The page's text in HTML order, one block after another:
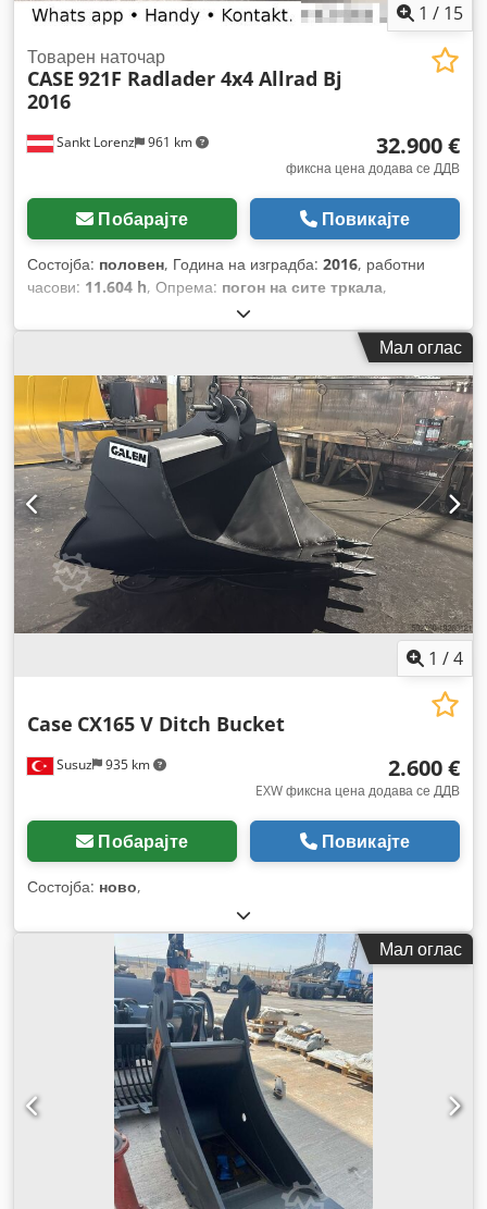
1 / 15
Sankt Lorenz 961 km
Товарен наточар
CASE 921F Radlader 4x4 Allrad Bj
2016
32.900 €
фиксна цена додава се ДДВ
Побарајте Повикајте
Состојба: половен, Година на изградба: 2016, работни
часови: 11.604 h, Опрема: погон на сите тркала,
Мал оглас
1 /4
Susuz 935 km
Case CX165 V Ditch Bucket
2.600 €
EXW фиксна цена додава се ДДВ
Побарајте Повикајте
Состојба: ново,
Мал оглас